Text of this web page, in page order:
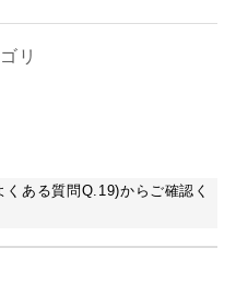
リ
ある質問Q.19)からご確認く